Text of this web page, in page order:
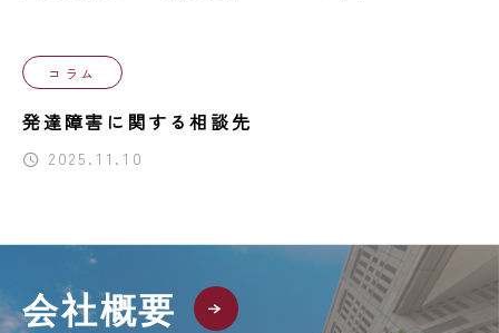
コラム
発達障害に関する相談先
2025.11.10
会社概要